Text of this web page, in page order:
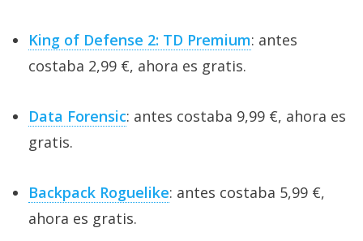
King of Defense 2: TD Premium: antes
costaba 2,99 €, ahora es gratis.
Data Forensic: antes costaba 9,99 €, ahora es
gratis.
Backpack Roguelike: antes costaba 5,99 €,
ahora es gratis.